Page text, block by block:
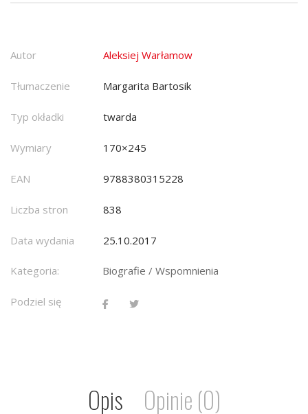
Autor Aleksiej Warłamow
Tłumaczenie Margarita Bartosik
Typ okładki twarda
Wymiary 170×245
EAN 9788380315228
Liczba stron 838
Data wydania 25.10.2017
Kategoria: Biografie / Wspomnienia
Podziel się
Opis Opinie (0)